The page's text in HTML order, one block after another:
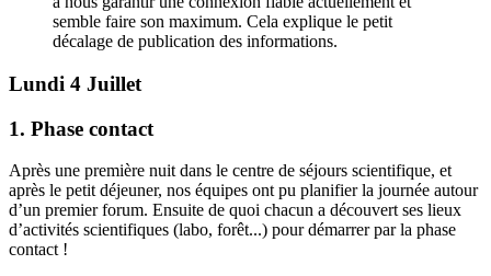
semble faire son maximum. Cela explique le petit
décalage de publication des informations.
Lundi 4 Juillet
1. Phase contact
Après une première nuit dans le centre de séjours scientifique, et
après le petit déjeuner, nos équipes ont pu planifier la journée autour
d’un premier forum. Ensuite de quoi chacun a découvert ses lieux
d’activités scientifiques (labo, forêt...) pour démarrer par la phase
contact !